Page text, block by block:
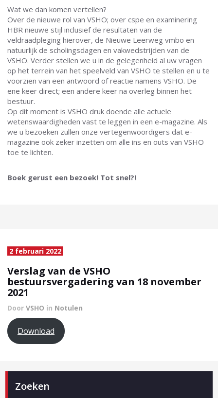
Wat we dan komen vertellen?
Over de nieuwe rol van VSHO; over cspe en examinering
HBR nieuwe stijl inclusief de resultaten van de
veldraadpleging hierover, de Nieuwe Leerweg vmbo en
natuurlijk de scholingsdagen en vakwedstrijden van de
VSHO. Verder stellen we u in de gelegenheid al uw vragen
op het terrein van het speelveld van VSHO te stellen en u te
voorzien van een antwoord of reactie namens VSHO. De
ene keer direct; een andere keer na overleg binnen het
bestuur.
Op dit moment is VSHO druk doende alle actuele
wetenswaardigheden vast te leggen in een e-magazine. Als
we u bezoeken zullen onze vertegenwoordigers dat e-
magazine ook zeker inzetten om alle ins en outs van VSHO
toe te lichten.
Boek gerust een bezoek! Tot snel?!
2 februari 2022
Verslag van de VSHO
bestuursvergadering van 18 november
2021
Door VSHO in Notulen
Download
Zoeken